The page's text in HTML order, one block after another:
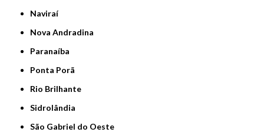
Naviraí
Nova Andradina
Paranaíba
Ponta Porã
Rio Brilhante
Sidrolândia
São Gabriel do Oeste